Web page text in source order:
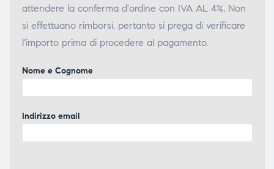
attendere la conferma d'ordine con IVA AL 4%. Non
si effettuano rimborsi, pertanto si prega di verificare
l'importo prima di procedere al pagamento.
Nome e Cognome
Indirizzo email